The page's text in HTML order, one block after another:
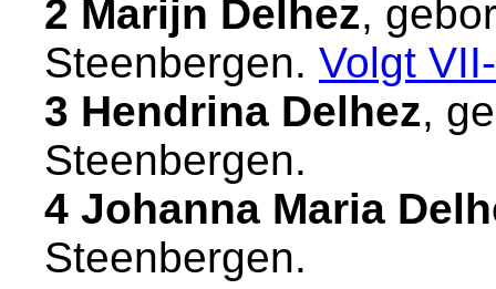
2 Marijn Delhez,
Steenbergen. Volgt
3 Hendrina Delhez,
Steenbergen.
4 Johanna Maria
Steenbergen.